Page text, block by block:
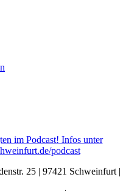
im Podcast! Infos unter
podcast
25 | 97421 Schweinfurt |